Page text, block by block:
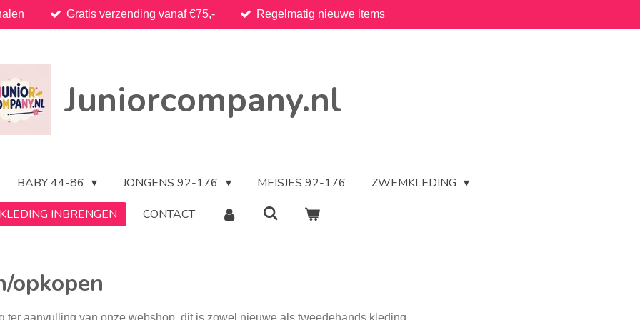
Gratis verzending vanaf €75,- Regelmatig nieuwe items
Juniorcompany.nl
BABY 44-86 JONGENS 92-176 MEISJES 92-176
ZWEMKLEDING
KLEDING INBRENGEN
CONTACT
opkopen
ter aanvulling van onze webshop, dit is zowel nieuwe als tweedehands kleding.